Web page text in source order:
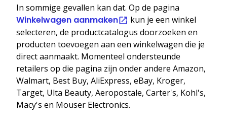
In sommige gevallen kan dat. Op de pagina
Winkelwagen aanmaken
kun je een winkel
selecteren, de productcatalogus doorzoeken en
producten toevoegen aan een winkelwagen die je
direct aanmaakt. Momenteel ondersteunde
retailers op die pagina zijn onder andere Amazon,
Walmart, Best Buy, AliExpress, eBay, Kroger,
Target, Ulta Beauty, Aeropostale, Carter's, Kohl's,
Macy's en Mouser Electronics.